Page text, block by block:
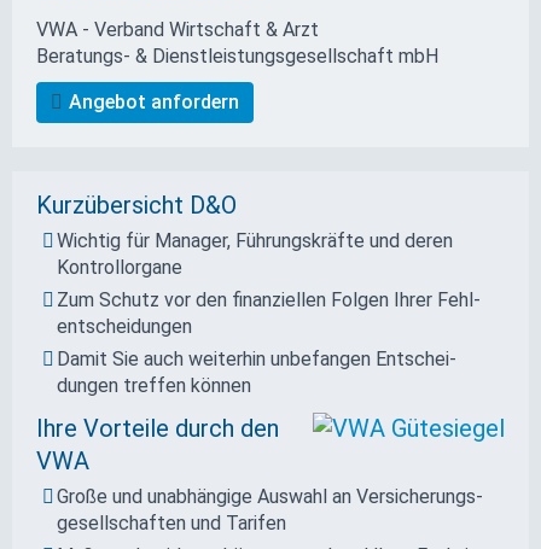
VWA - Verband Wirtschaft & Arzt
Beratungs- & Dienstleistungs­gesellschaft mbH
Angebot anfordern
Kurzübersicht D&O
Wichtig für Manager, Führungskräfte und deren
Kontrollorgane
Zum Schutz vor den finanziellen Folgen Ihrer Fehl­
ent­scheidungen
Damit Sie auch weiterhin unbefangen Entschei­
dungen treffen können
Ihre Vorteile durch den
VWA
Große und unab­hängige Auswahl an Versicherungs­
gesellschaften und Tarifen